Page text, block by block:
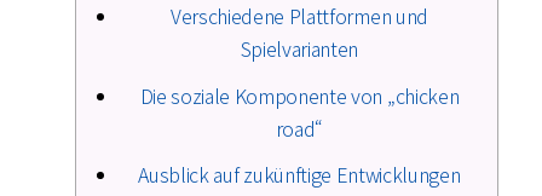
Verschiedene Plattformen und
Spielvarianten
Die soziale Komponente von „chicken
road“
Ausblick auf zukünftige Entwicklungen